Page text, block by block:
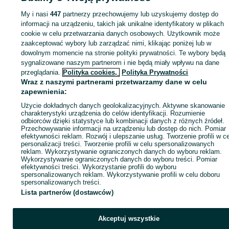
Zaloguj się lub załóż konto na OLX, aby skontaktować się z
sprzedającym
Zaloguj się / Załóż konto
Zadzwoń / SMS
My i nasi447 partnerzy przechowujemy lub uzyskujemy dostęp do
informacji na urządzeniu, takich jak unikalne identyfikatory w plikach
cookie w celu przetwarzania danych osobowych. Użytkownik może
zaakceptować wybory lub zarządzać nimi, klikając poniżej lub w
dowolnym momencie na stronie polityki prywatności. Te wybory będą
sygnalizowane naszym partnerom i nie będą miały wpływu na dane
przeglądania. Polityka cookies, Polityka Prywatności
Wraz z naszymi partnerami przetwarzamy dane w celu
zapewnienia:
Użycie dokładnych danych geolokalizacyjnych. Aktywne skanowanie
charakterystyki urządzenia do celów identyfikacji. Rozumienie
odbiorców dzięki statystyce lub kombinacji danych z różnych źródeł.
Przechowywanie informacji na urządzeniu lub dostęp do nich. Pomiar
efektywności reklam. Rozwój i ulepszanie usług. Tworzenie profili w
personalizacji treści. Tworzenie profili w celu spersonalizowanych
reklam. Wykorzystywanie ograniczonych danych do wyboru reklam.
Wykorzystywanie ograniczonych danych do wyboru treści. Pomiar
efektywności treści. Wykorzystanie profili do wyboru
spersonalizowanych reklam. Wykorzystywanie profili w celu doboru
spersonalizowanych treści.
Lista partnerów (dostawców)
Akceptuj wszystkie